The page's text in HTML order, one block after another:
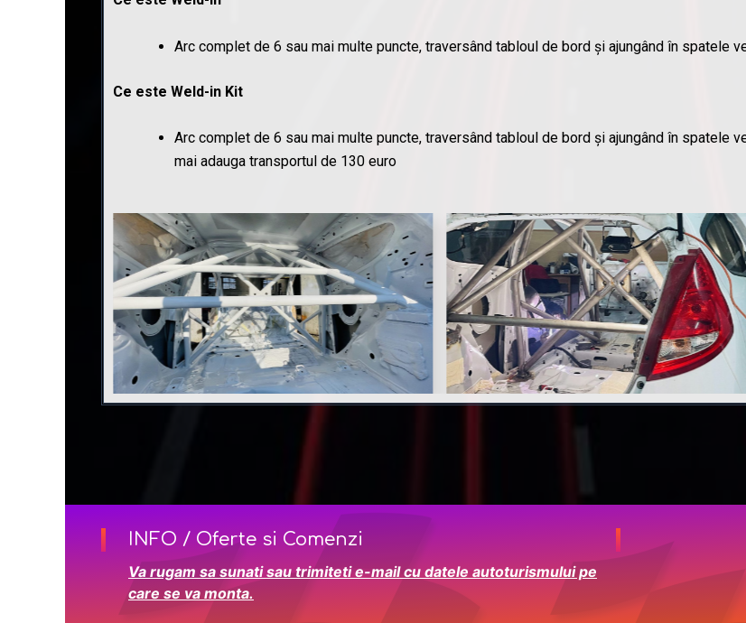
Arc complet de 6 sau mai multe puncte, traversând tabloul de bord și ajungând în spatele
Ce este Weld-in Kit
Arc complet de 6 sau mai multe puncte, traversând tabloul de bord și ajungând în spatele
mai adauga transportul de 130 euro
INFO / Oferte si Comenzi
Va rugam sa sunati sau trimiteti e-mail cu datele autoturismului pe
care se va monta.